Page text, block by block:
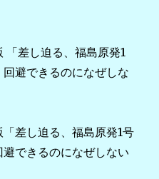
「差し迫る、福島原発1
避できるのになぜしな
差し迫る、福島原発1号
できるのになぜしない